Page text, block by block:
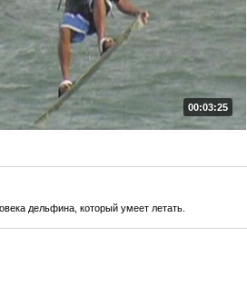
00:03:25
дельфина, который умеет летать.